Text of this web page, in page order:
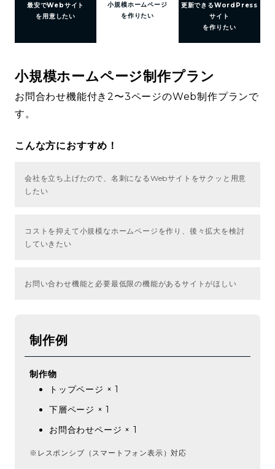
最安でWebサイト
を用意したい
小規模ホームページ
を作りたい
更新できるWordPress
サイト
を作りたい
小規模ホームページ制作プラン
お問合わせ機能付き2〜3ページのWeb制作プランで
す。
こんな方におすすめ！
会社を立ち上げたので、名刺になるWebサイトをサクッと用意
したい
コストを抑えて小規模なホームページを作り、後々拡大を検討
していきたい
お問い合わせ機能と必要最低限の機能があるサイトがほしい
制作例
制作物
トップページ × 1
下層ページ × 1
お問合わせページ × 1
※レスポンシブ（スマートフォン表示）対応